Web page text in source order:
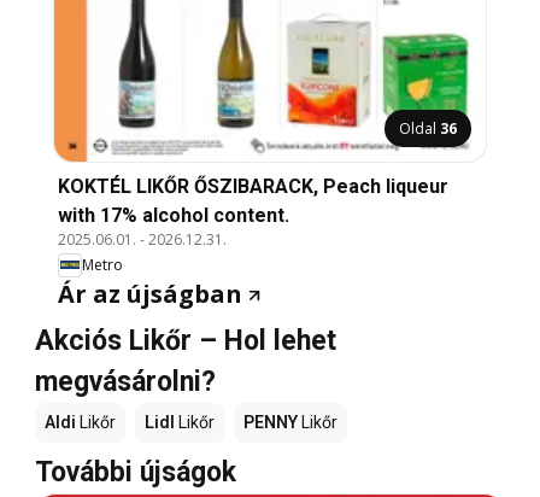
Oldal 36
KOKTÉL LIKŐR ŐSZIBARACK, Peach liqueur
with 17% alcohol content.
2025.06.01. -2026.12.31.
Metro
Ár az újságban
Akciós Likőr – Hol lehet
megvásárolni?
Aldi Likőr Lidl Likőr PENNY Likőr
További újságok